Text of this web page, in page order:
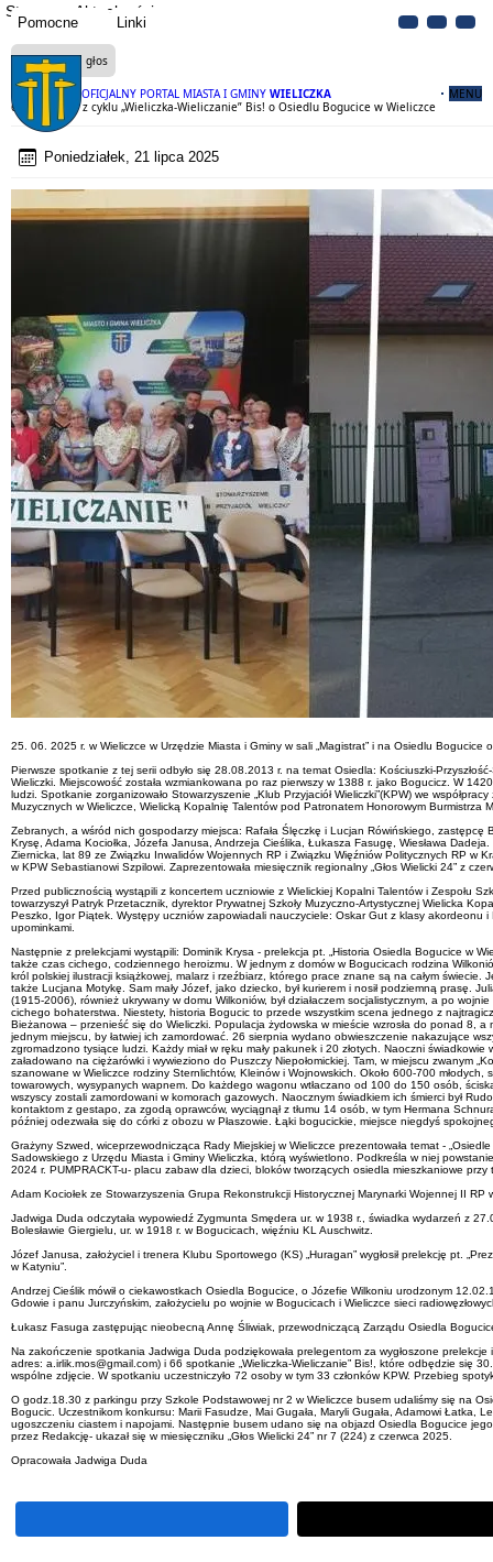
Pomocne Linki
OFICJALNY PORTAL MIASTA I GMINY WIELICZKA MENU
Strona Aktualności
Czytaj na głos
65 spotkanie z cyklu „Wieliczka-Wieliczanie” Bis! o Osiedlu Bogucice w Wieliczce
Poniedziałek, 21 lipca 2025
25. 06. 2025 r. w Wieliczce w Urzędzie Miasta i Gminy w sali „Magistrat” i na Osiedlu
Pierwsze spotkanie z tej serii odbyło się 28.08.2013 r. na temat Osiedla: Kościuszki-
Wieliczki. Miejscowość została wzmiankowana po raz pierwszy w 1388 r. jako Bogucicz. W
ludzi. Spotkanie zorganizowało Stowarzyszenie „Klub Przyjaciół Wieliczki”(KPW) we
Muzycznych w Wieliczce, Wielicką Kopalnię Talentów pod Patronatem Honorowym Burmistrza
Zebranych, a wśród nich gospodarzy miejsca: Rafała Ślęczkę i Lucjan Rówińskiego,
Krysę, Adama Kociołka, Józefa Janusa, Andrzeja Cieślika, Łukasza Fasugę, Wiesława
Ziernicka, lat 89 ze Związku Inwalidów Wojennych RP i Związku Więźniów Politycznych RP w
w KPW Sebastianowi Szpilowi. Zaprezentowała miesięcznik regionalny „Głos Wielicki 24” z
Przed publicznością wystąpili z koncertem uczniowie z Wielickiej Kopalni Talentów i Zespołu
towarzyszył Patryk Przetacznik, dyrektor Prywatnej Szkoły Muzyczno-Artystycznej Wielicka
Peszko, Igor Piątek. Występy uczniów zapowiadali nauczyciele: Oskar Gut z klasy
upominkami.
Następnie z prelekcjami wystąpili: Dominik Krysa - prelekcja pt. „Historia Osiedla Bogucice w
także czas cichego, codziennego heroizmu. W jednym z domów w Bogucicach rodzina
król polskiej ilustracji książkowej, malarz i rzeźbiarz, którego prace znane są na całym
także Lucjana Motykę. Sam mały Józef, jako dziecko, był kurierem i nosił podziemną prasę.
(1915-2006), również ukrywany w domu Wilkoniów, był działaczem socjalistycznym, a po
cichego bohaterstwa. Niestety, historia Bogucic to przede wszystkim scena jednego z
Bieżanowa – przenieść się do Wieliczki. Populacja żydowska w mieście wzrosła do ponad 8,
jednym miejscu, by łatwiej ich zamordować. 26 sierpnia wydano obwieszczenie nakazujące
zgromadzono tysiące ludzi. Każdy miał w ręku mały pakunek i 20 złotych. Naoczni
załadowano na ciężarówki i wywieziono do Puszczy Niepołomickiej. Tam, w miejscu zwanym
szanowane w Wieliczce rodziny Sternlichtów, Kleinów i Wojnowskich. Około 600-700
towarowych, wysypanych wapnem. Do każdego wagonu wtłaczano od 100 do 150 osób,
wszyscy zostali zamordowani w komorach gazowych. Naocznym świadkiem ich śmierci był
kontaktom z gestapo, za zgodą oprawców, wyciągnął z tłumu 14 osób, w tym Hermana
później odezwała się do córki z obozu w Płaszowie. Łąki bogucickie, miejsce niegdyś
Grażyny Szwed, wiceprzewodnicząca Rady Miejskiej w Wieliczce prezentowała temat -
Sadowskiego z Urzędu Miasta i Gminy Wieliczka, którą wyświetlono. Podkreśla w niej
2024 r. PUMPRACKT-u- placu zabaw dla dzieci, bloków tworzących osiedla mieszkaniowe
Adam Kociołek ze Stowarzyszenia Grupa Rekonstrukcji Historycznej Marynarki Wojennej II
Jadwiga Duda odczytała wypowiedź Zygmunta Smędera ur. w 1938 r., świadka wydarzeń z
Bolesławie Giergielu, ur. w 1918 r. w Bogucicach, więźniu KL Auschwitz.
Józef Janusa, założyciel i trenera Klubu Sportowego (KS) „Huragan” wygłosił prelekcję pt.
w Katyniu”.
Andrzej Cieślik mówił o ciekawostkach Osiedla Bogucice, o Józefie Wilkoniu urodzonym
Gdowie i panu Jurczyńskim, założycielu po wojnie w Bogucicach i Wieliczce sieci
Łukasz Fasuga zastępując nieobecną Annę Śliwiak, przewodniczącą Zarządu Osiedla
Na zakończenie spotkania Jadwiga Duda podziękowała prelegentom za wygłoszone
adres: a.irlik.mos@gmail.com) i 66 spotkanie „Wieliczka-Wieliczanie” Bis!, które odbędzie się
wspólne zdjęcie. W spotkaniu uczestniczyło 72 osoby w tym 33 członków KPW. Przebieg
O godz.18.30 z parkingu przy Szkole Podstawowej nr 2 w Wieliczce busem udaliśmy się na
Bogucic. Uczestnikom konkursu: Marii Fasudze, Mai Gugała, Maryli Gugała, Adamowi
ugoszczeniu ciastem i napojami. Następnie busem udano się na objazd Osiedla Bogucice
przez Redakcję- ukazał się w miesięczniku „Głos Wielicki 24” nr 7 (224) z czerwca 2025.
Opracowała Jadwiga Duda